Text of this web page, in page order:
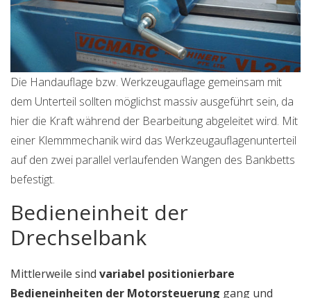
Die Handauflage bzw. Werkzeugauflage gemeinsam mit
dem Unterteil sollten möglichst massiv ausgeführt sein, da
hier die Kraft während der Bearbeitung abgeleitet wird. Mit
einer Klemmmechanik wird das Werkzeugauflagenunterteil
auf den zwei parallel verlaufenden Wangen des Bankbetts
befestigt.
Bedieneinheit der
Drechselbank
Mittlerweile sind variabel positionierbare
Bedieneinheiten der Motorsteuerung gang und